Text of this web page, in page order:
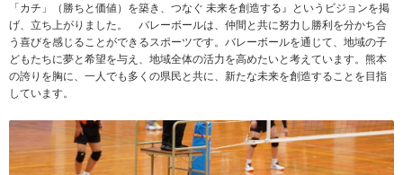
「カチ」（勝ちと価値）を築き、つなぐ 未来を創造する』というビジョンを掲
げ、立ち上がりました。 バレーボールは、仲間と共に努力し勝利を分かち合
う喜びを感じることができるスポーツです。バレーボールを通じて、地域の子
どもたちに夢と希望を与え、地域全体の活力を高めたいと考えています。熊本
の誇りを胸に、一人でも多くの県民と共に、新たな未来を創造することを目指
しています。